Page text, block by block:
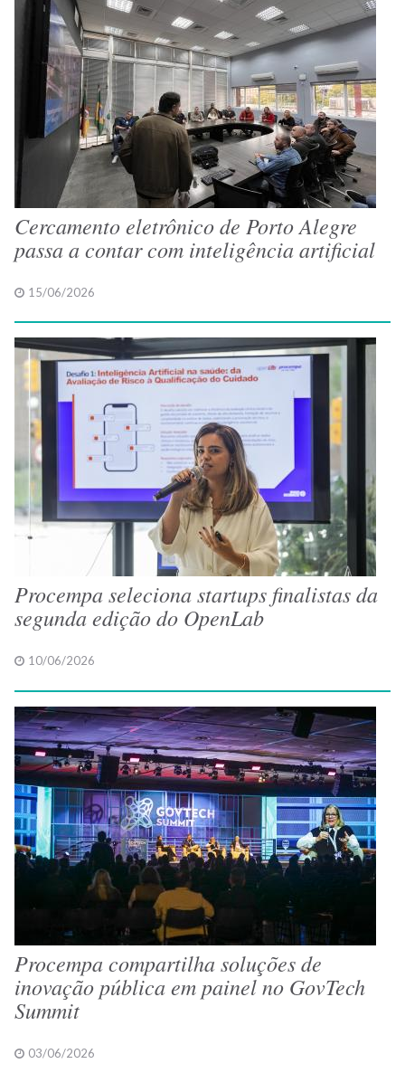
Cercamento eletrônico de Porto Alegre
passa a contar com inteligência artificial
15/06/2026
Procempa seleciona startups finalistas da
segunda edição do OpenLab
10/06/2026
Procempa compartilha soluções de
inovação pública em painel no GovTech
Summit
03/06/2026